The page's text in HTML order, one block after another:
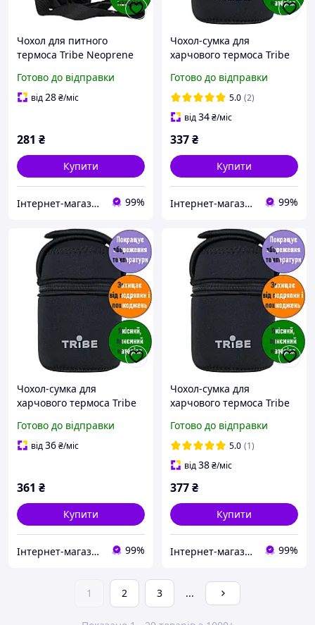
Чохол для питного
термоса Tribe Neoprene
Термочохол для термоса
T-DF-0016
Готово до відправки
від28₴/міс
281 ₴
Купити
Інтернет-магазин «ЧАЙКА» — якісні товари для побуту, спорту, відпочинку та туризму. 99%
Чохол-сумка для
харчового термоса Tribe
13х9х9 см. Термочохол
для термоса T-DF-0018
Готово до відправки
5.0 (2)
від34₴/міс
337₴
Купити
Інтернет-магазин «ЧАЙКА» — якісні товари для побуту, спорту, відпочинку та туризму. 99%
Чохол-сумка для
харчового термоса Tribe
14,5х9х9 см. Термочохол
для термоса T-DF-0019
Готово до відправки
від36₴/міс
361 ₴
Купити
Інтернет-магазин «ЧАЙКА» — якісні товари для побуту, спорту, відпочинку та туризму. 99%
Чохол-сумка для
харчового термоса Tribe
18,5х9х9 см. Термочохол
для термоса T-DF-0020
Готово до відправки
5.0 (1)
від38₴/міс
377₴
Купити
Інтернет-магазин «ЧАЙКА» — якісні товари для побуту, спорту, відпочинку та туризму. 99%
1 2 3 ...